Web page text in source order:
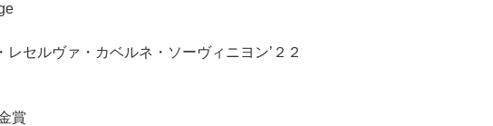
セルヴァ・カベルネ・ソーヴィニヨン’２２
賞